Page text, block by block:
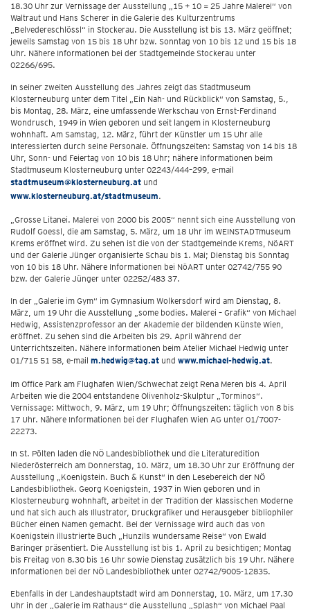
18.30 Uhr zur Vernissage der Ausstellung „15 + 10 = 25 Jahre Malerei“ von
Waltraut und Hans Scherer in die Galerie des Kulturzentrums
„Belvedereschlössl“ in Stockerau. Die Ausstellung ist bis 13. März geöffnet;
jeweils Samstag von 15 bis 18 Uhr bzw. Sonntag von 10 bis 12 und 15 bis 18
Uhr. Nähere Informationen bei der Stadtgemeinde Stockerau unter
02266/695.
In seiner zweiten Ausstellung des Jahres zeigt das Stadtmuseum
Klosterneuburg unter dem Titel „Ein Nah- und Rückblick“ von Samstag, 5.,
bis Montag, 28. März, eine umfassende Werkschau von Ernst-Ferdinand
Wondrusch, 1949 in Wien geboren und seit langem in Klosterneuburg
wohnhaft. Am Samstag, 12. März, führt der Künstler um 15 Uhr alle
Interessierten durch seine Personale. Öffnungszeiten: Samstag von 14 bis 18
Uhr, Sonn- und Feiertag von 10 bis 18 Uhr; nähere Informationen beim
Stadtmuseum Klosterneuburg unter 02243/444–299, e-mail
stadtmuseum@klosterneuburg.at und
www.klosterneuburg.at/stadtmuseum.
„Grosse Litanei. Malerei von 2000 bis 2005“ nennt sich eine Ausstellung von
Rudolf Goessl, die am Samstag, 5. März, um 18 Uhr im WEINSTADTmuseum
Krems eröffnet wird. Zu sehen ist die von der Stadtgemeinde Krems, NöART
und der Galerie Jünger organisierte Schau bis 1. Mai; Dienstag bis Sonntag
von 10 bis 18 Uhr. Nähere Informationen bei NöART unter 02742/755 90
bzw. der Galerie Jünger unter 02252/483 37.
In der „Galerie im Gym“ im Gymnasium Wolkersdorf wird am Dienstag, 8.
März, um 19 Uhr die Ausstellung „some bodies. Malerei – Grafik“ von Michael
Hedwig, Assistenzprofessor an der Akademie der bildenden Künste Wien,
eröffnet. Zu sehen sind die Arbeiten bis 29. April während der
Unterrichtszeiten. Nähere Informationen beim Atelier Michael Hedwig unter
01/715 51 58, e-mail m.hedwig@tag.at und www.michael-hedwig.at.
Im Office Park am Flughafen Wien/Schwechat zeigt Rena Meren bis 4. April
Arbeiten wie die 2004 entstandene Olivenholz-Skulptur „Torminos“.
Vernissage: Mittwoch, 9. März, um 19 Uhr; Öffnungszeiten: täglich von 8 bis
17 Uhr. Nähere Informationen bei der Flughafen Wien AG unter 01/7007-
22273.
In St. Pölten laden die NÖ Landesbibliothek und die Literaturedition
Niederösterreich am Donnerstag, 10. März, um 18.30 Uhr zur Eröffnung der
Ausstellung „Koenigstein. Buch & Kunst“ in den Lesebereich der NÖ
Landesbibliothek. Georg Koenigstein, 1937 in Wien geboren und in
Klosterneuburg wohnhaft, arbeitet in der Tradition der klassischen Moderne
und hat sich auch als Illustrator, Druckgrafiker und Herausgeber bibliophiler
Bücher einen Namen gemacht. Bei der Vernissage wird auch das von
Koenigstein illustrierte Buch „Hunzils wundersame Reise“ von Ewald
Baringer präsentiert. Die Ausstellung ist bis 1. April zu besichtigen; Montag
bis Freitag von 8.30 bis 16 Uhr sowie Dienstag zusätzlich bis 19 Uhr. Nähere
Informationen bei der NÖ Landesbibliothek unter 02742/9005-12835.
Ebenfalls in der Landeshauptstadt wird am Donnerstag, 10. März, um 17.30
Uhr in der „Galerie im Rathaus“ die Ausstellung „Splash“ von Michael Paal